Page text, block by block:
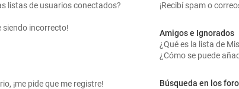
listas de usuarios conectados?
siendo incorrecto!
¡me pide que me registre!
¡Recibí spam o
Amigos e Ignorados
¿Qué es la lista de
¿Cómo se puede
Búsqueda en los